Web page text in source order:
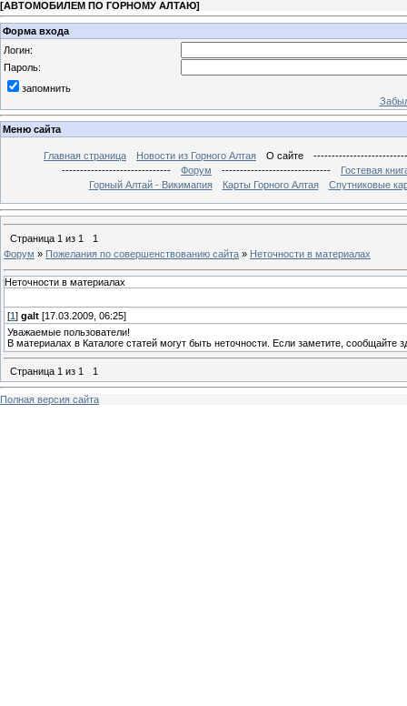
[АВТОМОБИЛЕМ ПО ГОРНОМУ АЛТАЮ]
Форма входа
Логин:
Пароль:
запомнить
Меню сайта
Главная страница Новости из Горного Алтая О сайте
------------------------------
Форум ------------------------------
Гостевая
Горный Алтай - Викимапия
Карты Горного Алтая Спутниковые
Страница 1 из 1
1
Форум » Пожелания по совершенствованию сайта » Неточности в материалах
Неточности в материалах
[1 ] galt [17.03.2009, 06:25]
Уважаемые пользователи!
В материалах в Каталоге статей могут быть неточности. Если заметите,
Страница 1 из 1 1
Полная версия сайта